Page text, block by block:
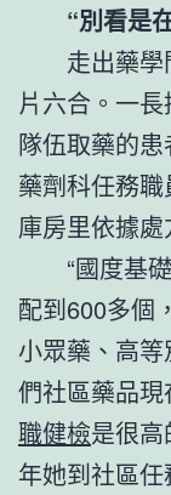
“別看是
走出藥
片六合。一
隊伍取藥的患
藥劑科任務
庫房里依據處
“國度基
配到600多個
小眾藥、高
們社區藥品
職健檢是很高
年她到社區